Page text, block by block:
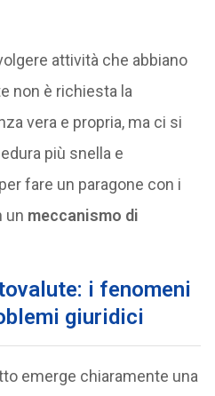
attività che abbiano
non è richiesta la
vera e propria, ma ci si
più snella e
fare un paragone con i
un meccanismo di
i fenomeni
giuridici
emerge chiaramente una